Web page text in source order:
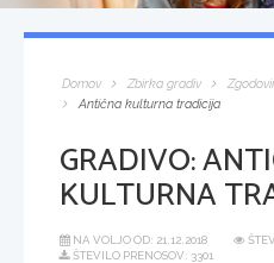
Domov Zbirka gradiv
Antična kulturna tradicija
GRADIVO:
KULTURNA
NA VOLJO OD: 21.12.2018
ŠTEVILO PRENOSOV: 3301